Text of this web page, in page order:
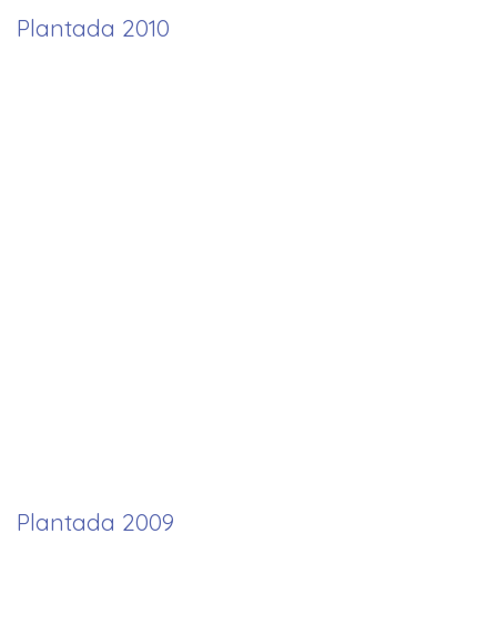
Plantada 2010
Plantada 2009